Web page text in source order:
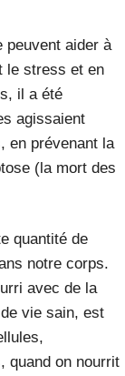
peuvent aider à
le stress et en
il a été
agissaient
en prévenant la
(la mort des
quantité de
notre corps.
avec de la
vie sain, est
quand on nourrit